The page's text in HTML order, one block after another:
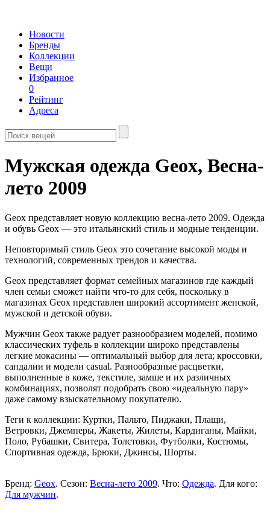
Новости
Бренды
Коллекции
Вещи
Избранное
0
Рейтинг
Адреса
Мужская одежда Geox, Весна-
лето 2009
Geox представляет новую коллекцию весна-лето 2009. Одежда
и обувь Geox — это итальянский стиль и модные тенденции.
Неповторимый стиль Geox это сочетание высокой моды и
технологий, современных трендов и качества.
Geox представляет формат семейных магазинов где каждый
член семьи сможет найти что-то для себя, поскольку в
магазинах Geox представлен широкий ассортимент женской,
мужской и детской обуви.
Мужчин Geox также радует разнообразием моделей, помимо
классических туфель в коллекции широко представлены
легкие мокасины — оптимальный выбор для лета; кроссовки,
сандалии и модели casual. Разнообразные расцветки,
выполненные в коже, текстиле, замше и их различных
комбинациях, позволят подобрать свою «идеальную пару»
даже самому взыскательному покупателю.
Теги к коллекции: Куртки, Пальто, Пиджаки, Плащи,
Ветровки, Джемперы, Жакеты, Жилеты, Кардиганы, Майки,
Поло, Рубашки, Свитера, Толстовки, Футболки, Костюмы,
Спортивная одежда, Брюки, Джинсы, Шорты.
Бренд: Geox. Сезон: Весна-лето 2009. Что: Одежда. Для кого:
Для мужчин.